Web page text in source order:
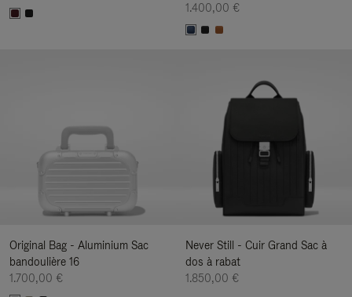
1.400,00 €
Original Bag - Aluminium Sac
bandoulière 16
1.700,00 €
Never Still - Cuir Grand Sac à
dos à rabat
1.850,00 €